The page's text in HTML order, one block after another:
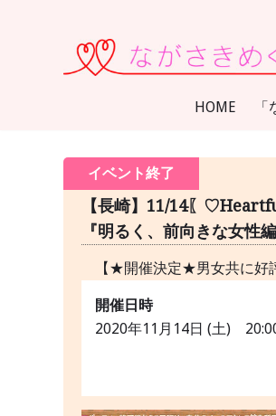
HOME
イベント終了
【長崎】11/14〖
『明るく、前向きな女性編
【★開催決定★男女共に好
開催日時
2020年11月14日 (土)